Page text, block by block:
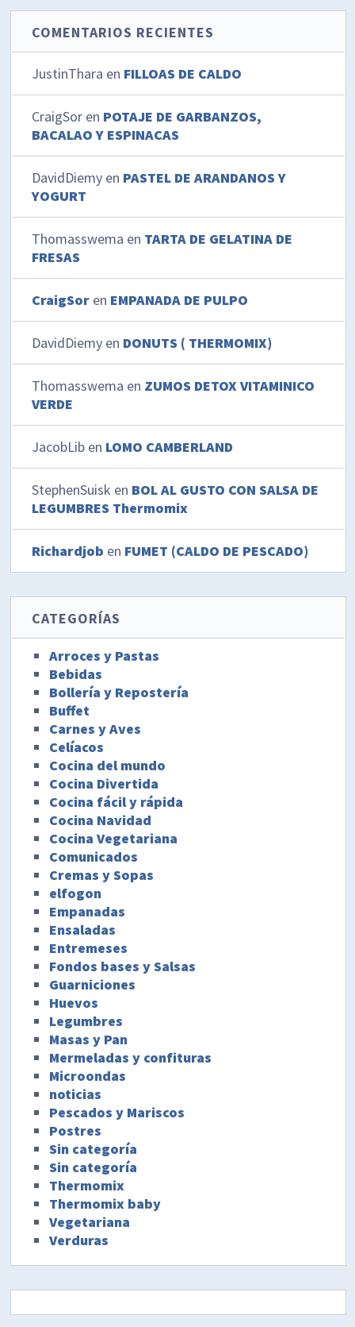
COMENTARIOS RECIENTES
JustinThara en FILLOAS DE CALDO
CraigSor en POTAJE DE GARBANZOS,
BACALAO Y ESPINACAS
DavidDiemy en PASTEL DE ARANDANOS Y
YOGURT
Thomasswema en TARTA DE GELATINA DE
FRESAS
CraigSor en EMPANADA DE PULPO
DavidDiemy en DONUTS ( THERMOMIX)
Thomasswema en ZUMOS DETOX VITAMINICO
VERDE
JacobLib en LOMO CAMBERLAND
StephenSuisk en BOL AL GUSTO CON SALSA DE
LEGUMBRES Thermomix
Richardjob en FUMET (CALDO DE PESCADO)
CATEGORÍAS
Arroces y Pastas
Bebidas
Bollería y Repostería
Buffet
Carnes y Aves
Celíacos
Cocina del mundo
Cocina Divertida
Cocina fácil y rápida
Cocina Navidad
Cocina Vegetariana
Comunicados
Cremas y Sopas
elfogon
Empanadas
Ensaladas
Entremeses
Fondos bases y Salsas
Guarniciones
Huevos
Legumbres
Masas y Pan
Mermeladas y confituras
Microondas
noticias
Pescados y Mariscos
Postres
Sin categoría
Sin categoría
Thermomix
Thermomix baby
Vegetariana
Verduras